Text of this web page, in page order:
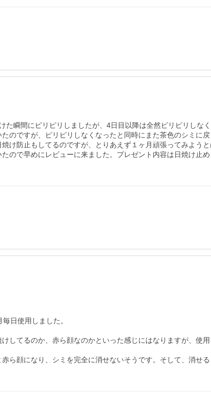
瞬間にピリピリしましたが、4日目以降は全然ピリピリしな
のですが、ピリピリしなくなったと同時にまた茶色のシミに
防止もしてるのですが、とりあえず１ヶ月頑張ってみよう
ので早めにレビューに来ました。プレゼント内容は日焼け止
日使用しました。
してるのか、赤ら顔なのかといった感じにはなりますが、使
ら顔になり、シミを完全に消せないそうです。そして、消せ